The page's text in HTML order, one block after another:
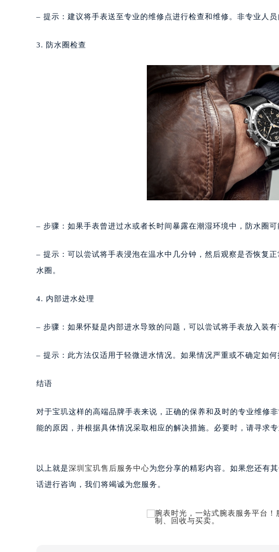
佛山市禅城区季华五路57号万科金融中心C座12层
苏州市苏州工业园区星港街199号苏州中心办公楼C
武汉市江汉区解放大道686号世界贸易大厦38层09
南宁市青秀区金湖路59号地王大厦12楼1224室（需
合肥市蜀山区潜山路111号万象城华润大厦B座12楼
泉州市丰泽区宝洲路729号浦西万达中心写字楼A座
青岛市南区山东路6号华润大厦B座22层04室（需提
烟台市芝罘区胜利路139号万达金融中心A座907室
长春市朝阳区西安大路727号中银大厦A座(旺进大
贵阳市南明区都司高架桥路33号亨特国际金融中心
昆明市盘龙区北京路928号同德昆明广场写字楼10
西安市碑林区南关正街88号华侨城长安国际中心E座
唐山市路南区新华东道100号万达广场写字楼A座10
黑龙江省大庆市萨尔图区会战大街宝玑售后服务中
黑龙江省黑河市爱辉区中央街宝玑售后服务中心（
黑龙江省七台河市桃山区大同街宝玑售后服务中心
黑龙江省齐齐哈尔市龙沙区龙华路宝玑售后服务中心
黑龙江省伊春市伊美区通河路宝玑售后服务中心（
吉林省白城市洮北区明仁南街宝玑售后服务中心（需
吉林省吉林市船营区河南街宝玑售后服务中心（需提
吉林省辽源市龙山区人民大街宝玑售后服务中心（需
– 提示：建议将手表送至专业的维修点进行检查和维修。非专业人
3. 防水圈检查
– 步骤：如果手表曾进过水或者长时间暴露在潮湿环境中，防水圈可
– 提示：可以尝试将手表浸泡在温水中几分钟，然后观察是否恢复
水圈。
4. 内部进水处理
– 步骤：如果怀疑是内部进水导致的问题，可以尝试将手表放入装
– 提示：此方法仅适用于轻微进水情况。如果情况严重或不确定如
结语
对于宝玑这样的高端品牌手表来说，正确的保养和及时的专业维修
能的原因，并根据具体情况采取相应的解决措施。必要时，请寻求
以上就是深圳宝玑售后服务中心为您分享的精彩内容。如果您还有
话进行咨询，我们将竭诚为您服务。